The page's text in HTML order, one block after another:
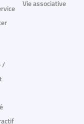
/
Vie associative